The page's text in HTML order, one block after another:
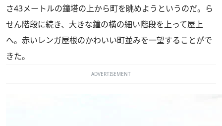
さ43メートルの鐘塔の上から町を眺めようというのだ。ら
せん階段に続き、大きな鐘の横の細い階段を上って屋上
へ。赤いレンガ屋根のかわいい町並みを一望することがで
きた。
ADVERTISEMENT